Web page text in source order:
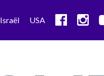
Israël USA